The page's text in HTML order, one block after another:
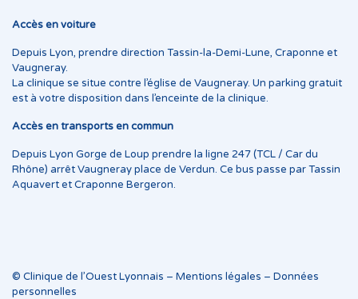
Accès en voiture
Depuis Lyon, prendre direction Tassin-la-Demi-Lune, Craponne et
Vaugneray.
La clinique se situe contre l’église de Vaugneray. Un parking gratuit
est à votre disposition dans l’enceinte de la clinique.
Accès en transports en commun
Depuis Lyon Gorge de Loup prendre la ligne 247 (TCL / Car du
Rhône) arrêt Vaugneray place de Verdun. Ce bus passe par Tassin
Aquavert et Craponne Bergeron.
© Clinique de l’Ouest Lyonnais – Mentions légales – Données
personnelles